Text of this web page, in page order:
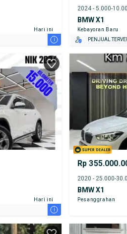
Hari ini
i
2024 - 5.000-
BMW X1
Kebayoran Baru
PENJUAL
Hari ini
i
Rp
BMW X1
Pesanggrahan